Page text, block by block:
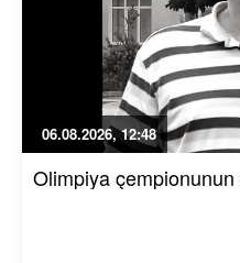
06.08.2026, 12:48
Olimpiya çempionunun